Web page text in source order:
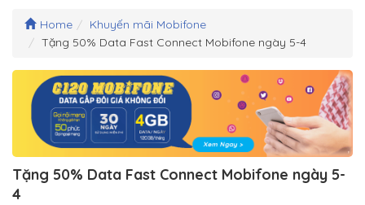
Home
Khuyến mãi Mobifone
Tặng 50% Data Fast Connect Mobifone ngày 5-4
Tặng 50% Data Fast Connect Mobifone ngày 5-
4